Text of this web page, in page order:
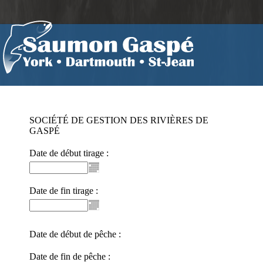
SOCIÉTÉ DE GESTION DES RIVIÈRES DE
GASPÉ
Date de début tirage :
Date de fin tirage :
Date de début de pêche :
Date de fin de pêche :